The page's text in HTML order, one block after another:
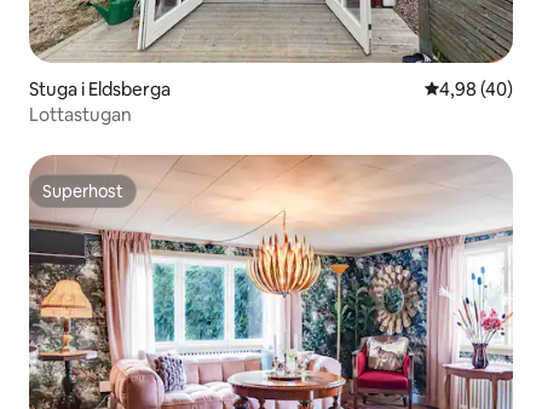
Stuga i Eldsberga 4,98 av 5 i
4,98 (40)
Lottastugan
Superhost
Superhost